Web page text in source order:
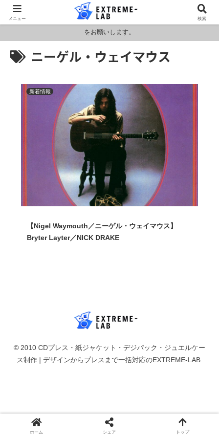
ロシア・ウクライナおよびアメリカ・イランの情勢により燃料および原料
価格が高騰しております。HPの金額と料金が異なりますのでお見積もり
をお願いします。
ニーゲル・ウェイマウス
新着情報
【Nigel Waymouth／ニーゲル・ウェイマウス】
Bryter Layter／NICK DRAKE
© 2010 CDプレス・紙ジャケット・デジパック・ジュエルケー
ス制作 | デザインからプレスまで一括対応のEXTREME-LAB.
メニュー 検索
ホーム シェア トップ